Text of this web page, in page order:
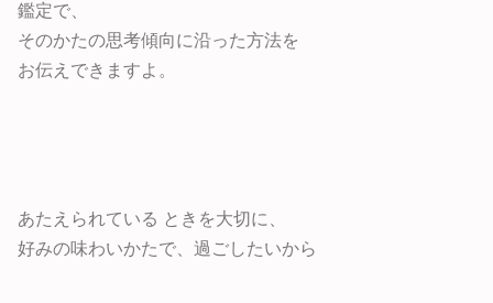
鑑定で、
そのかたの思考傾向に沿った方法を
お伝えできますよ。
あたえられている ときを大切に、
好みの味わいかたで、過ごしたいから